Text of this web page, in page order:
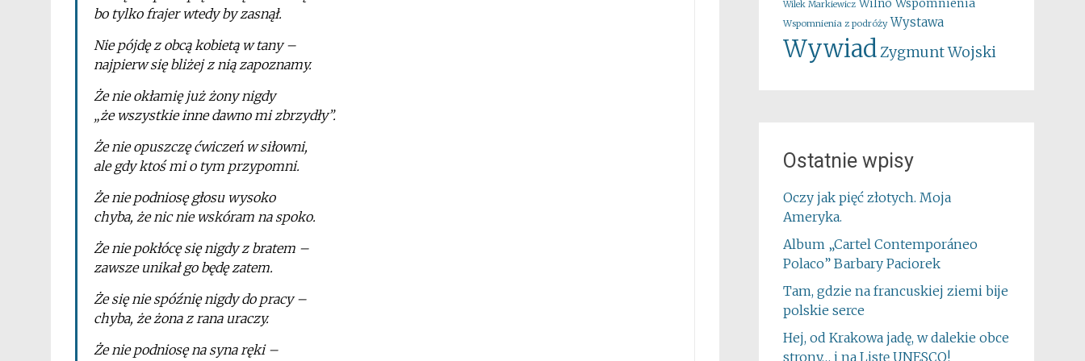
bo tylko frajer wtedy by zasnął.
Nie pójdę z obcą kobietą w tany –
najpierw się bliżej z nią zapoznamy.
Że nie okłamię już żony nigdy
„że wszystkie inne dawno mi zbrzydły”.
Że nie opuszczę ćwiczeń w siłowni,
ale gdy ktoś mi o tym przypomni.
Że nie podniosę głosu wysoko
chyba, że nic nie wskóram na spoko.
Że nie pokłócę się nigdy z bratem –
zawsze unikał go będę zatem.
Że się nie spóźnię nigdy do pracy –
chyba, że żona z rana uraczy.
Że nie podniosę na syna ręki –
Wilek Markiewicz Wilno Wspomnienia
Wspomnienia z podróży Wystawa
WywiadZygmunt Wojski
Ostatnie wpisy
Oczy jak pięć złotych. Moja
Ameryka.
Album „Cartel Contemporáneo
Polaco” Barbary Paciorek
Tam, gdzie na francuskiej ziemi bije
polskie serce
Hej, od Krakowa jadę, w dalekie obce
strony… i na Listę UNESCO!